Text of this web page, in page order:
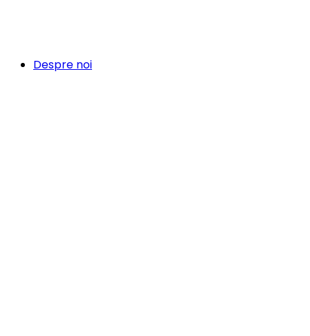
Despre noi